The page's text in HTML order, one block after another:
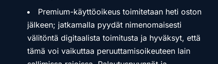
Premium-käyttöoikeus toimitetaan heti oston
jälkeen; jatkamalla pyydät nimenomaisesti
välitöntä digitaalista toimitusta ja hyväksyt, että
tämä voi vaikuttaa peruuttamisoikeuteen lain